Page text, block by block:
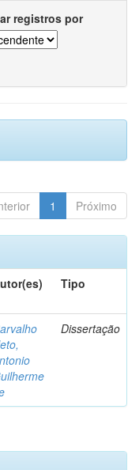
registros por
1 Próximo
Tipo
Dissertação